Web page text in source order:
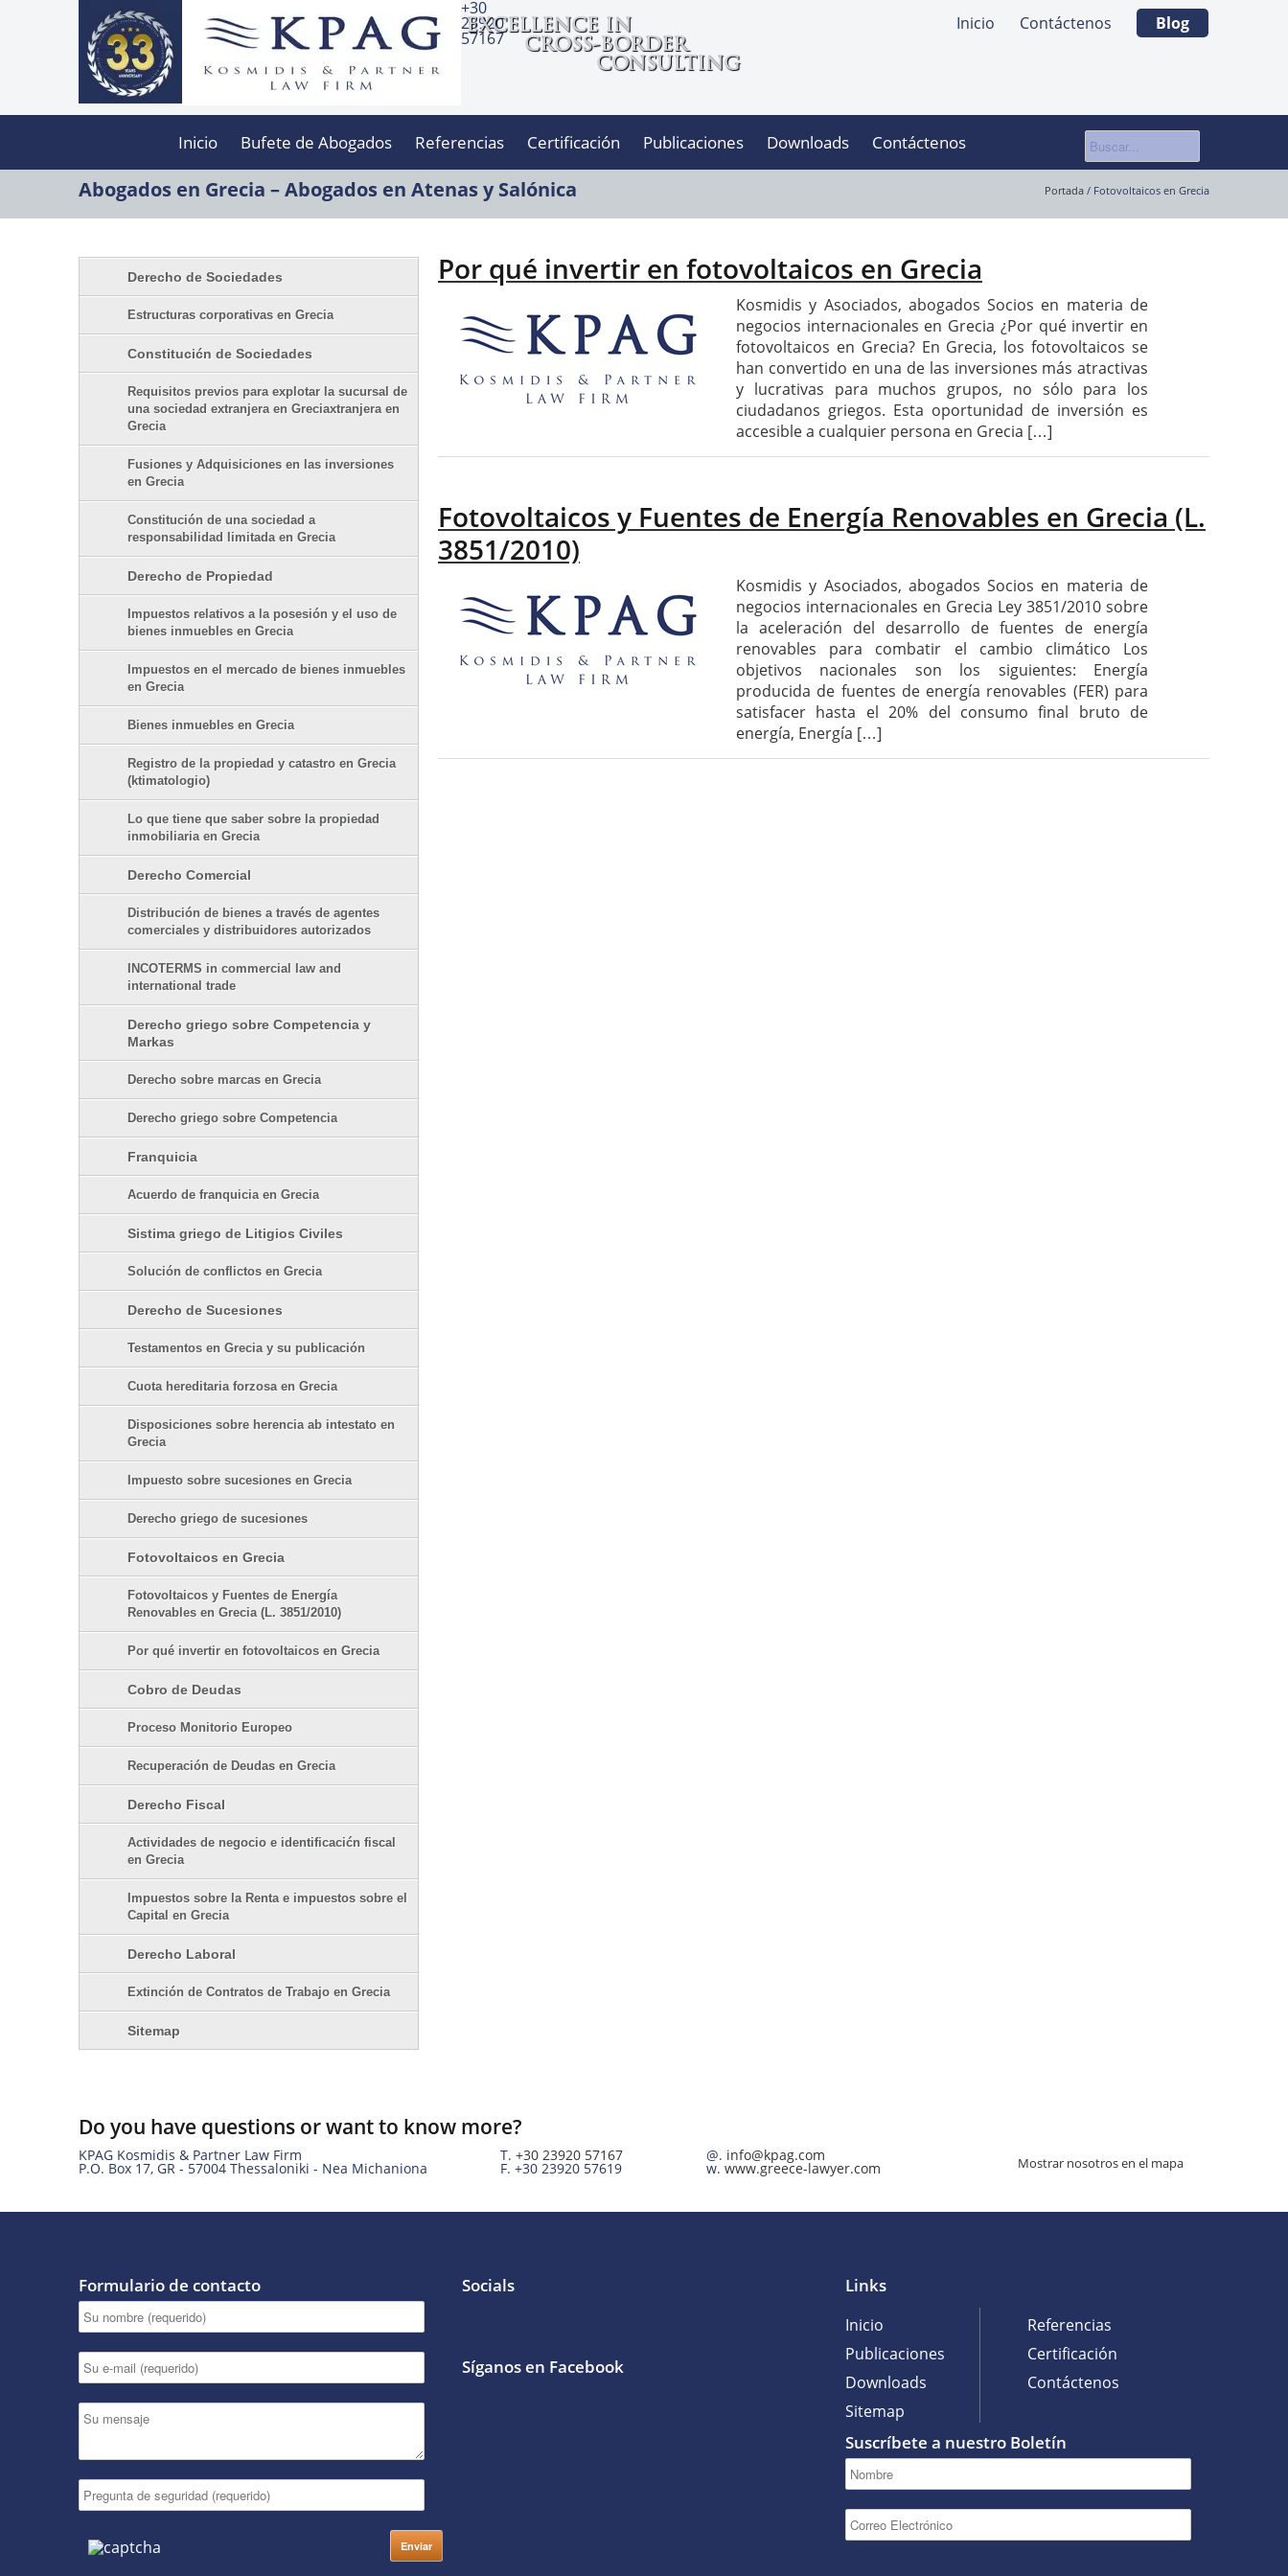
+30
23920
57167
EXCELLENCE IN
CROSS-BORDER
CONSULTING
Inicio Contáctenos Blog
Inicio Bufete de Abogados Referencias Certificación Publicaciones Downloads Contáctenos
Abogados en Grecia – Abogados en Atenas y Salónica Portada / Fotovoltaicos en Grecia
Derecho de Sociedades
Estructuras corporativas en Grecia
Constitucićn de Sociedades
Requisitos previos para explotar la sucursal de
una sociedad extranjera en Greciaxtranjera en
Grecia
Fusiones y Adquisiciones en las inversiones
en Grecia
Constitución de una sociedad a
responsabilidad limitada en Grecia
Derecho de Propiedad
Impuestos relativos a la posesión y el uso de
bienes inmuebles en Grecia
Impuestos en el mercado de bienes inmuebles
en Grecia
Bienes inmuebles en Grecia
Registro de la propiedad y catastro en Grecia
(ktimatologio)
Lo que tiene que saber sobre la propiedad
inmobiliaria en Grecia
Derecho Comercial
Distribución de bienes a través de agentes
comerciales y distribuidores autorizados
INCOTERMS in commercial law and
international trade
Derecho griego sobre Competencia y
Markas
Derecho sobre marcas en Grecia
Derecho griego sobre Competencia
Franquicia
Acuerdo de franquicia en Grecia
Sistima griego de Litigios Civiles
Solución de conflictos en Grecia
Derecho de Sucesiones
Testamentos en Grecia y su publicación
Cuota hereditaria forzosa en Grecia
Disposiciones sobre herencia ab intestato en
Grecia
Impuesto sobre sucesiones en Grecia
Derecho griego de sucesiones
Fotovoltaicos en Grecia
Fotovoltaicos y Fuentes de Energía
Renovables en Grecia (L. 3851/2010)
Por qué invertir en fotovoltaicos en Grecia
Cobro de Deudas
Proceso Monitorio Europeo
Recuperación de Deudas en Grecia
Derecho Fiscal
Actividades de negocio e identificacićn fiscal
en Grecia
Impuestos sobre la Renta e impuestos sobre el
Capital en Grecia
Derecho Laboral
Extinción de Contratos de Trabajo en Grecia
Sitemap
Por qué invertir en fotovoltaicos en Grecia
Kosmidis y Asociados, abogados Socios en materia de
negocios internacionales en Grecia ¿Por qué invertir en
fotovoltaicos en Grecia? En Grecia, los fotovoltaicos se
han convertido en una de las inversiones más atractivas
y lucrativas para muchos grupos, no sólo para los
ciudadanos griegos. Esta oportunidad de inversión es
accesible a cualquier persona en Grecia […]
Fotovoltaicos y Fuentes de Energía Renovables en Grecia (L.
3851/2010)
Kosmidis y Asociados, abogados Socios en materia de
negocios internacionales en Grecia Ley 3851/2010 sobre
la aceleración del desarrollo de fuentes de energía
renovables para combatir el cambio climático Los
objetivos nacionales son los siguientes: Energía
producida de fuentes de energía renovables (FER) para
satisfacer hasta el 20% del consumo final bruto de
energía, Energía […]
Do you have questions or want to know more?
KPAG Kosmidis & Partner Law Firm
P.O. Box 17, GR - 57004 Thessaloniki - Nea Michaniona
T. +30 23920 57167
F. +30 23920 57619
@. info@kpag.com
w. www.greece-lawyer.com Mostrar nosotros en el mapa
Formulario de contacto Socials
Síganos en Facebook
Links
Inicio
Referencias
Publicaciones
Certificación
Downloads
Contáctenos
Sitemap
Suscríbete a nuestro Boletín